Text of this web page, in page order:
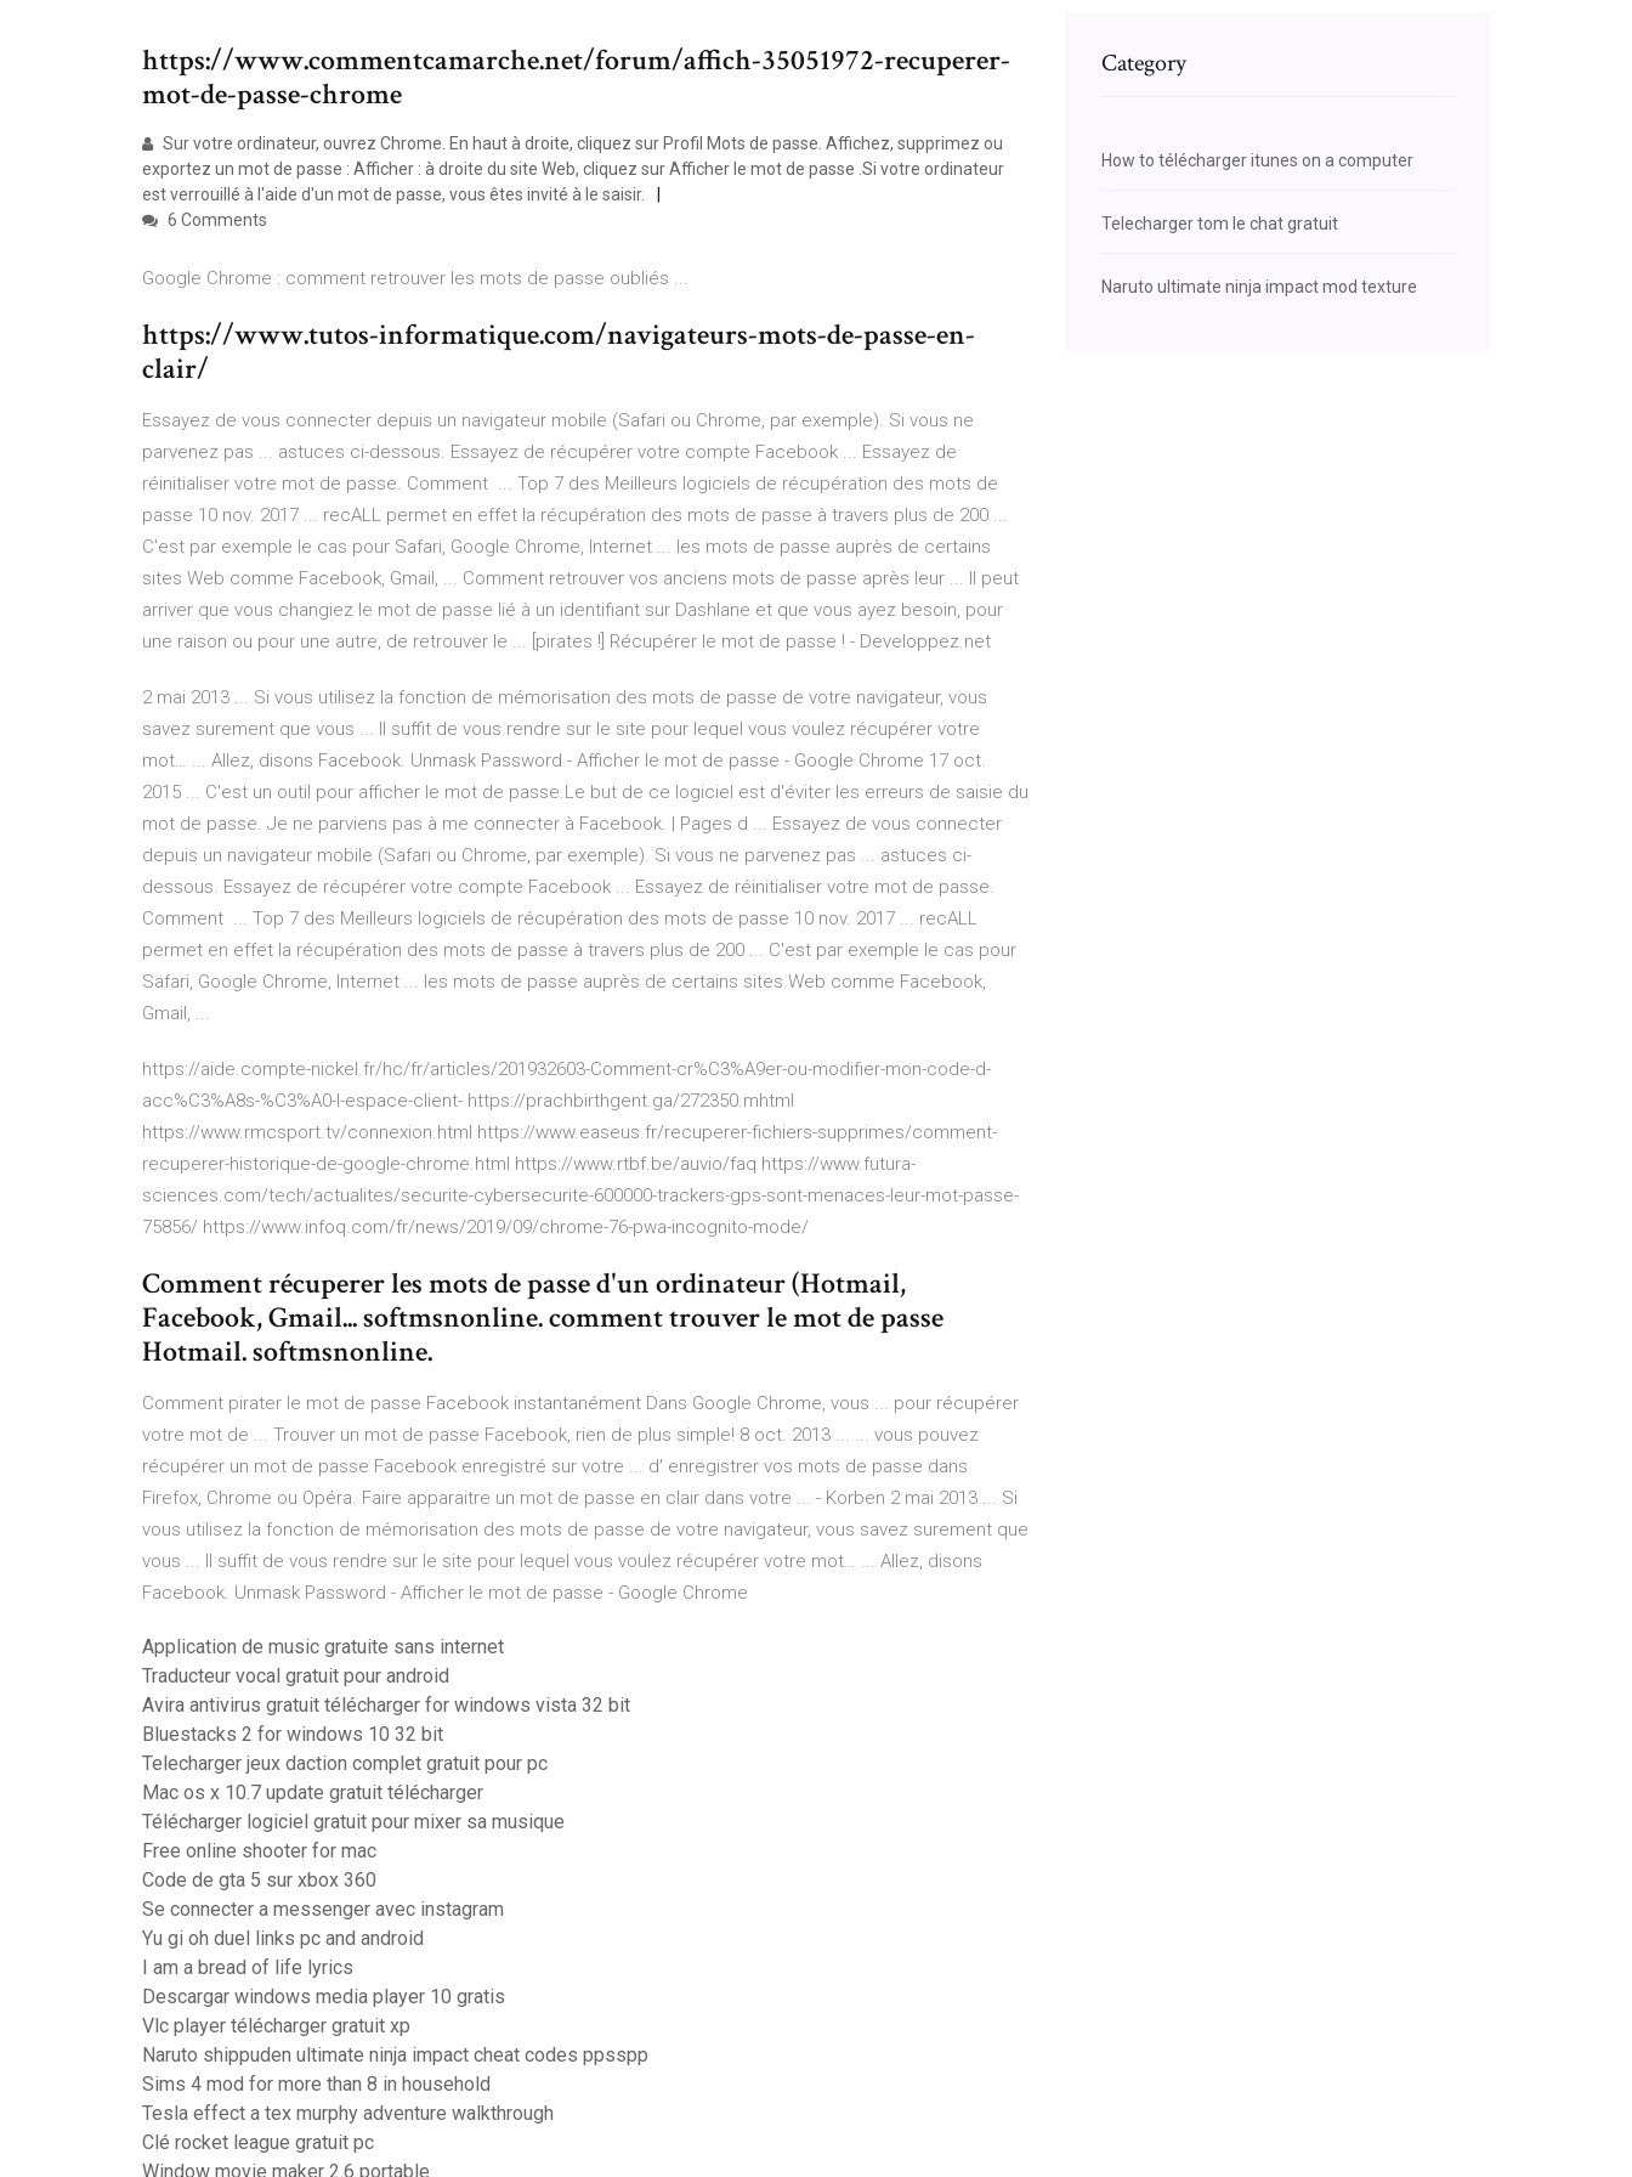
https://www.commentcamarche.net/forum/affich-35051972-recuperer-
mot-de-passe-chrome
Sur votre ordinateur, ouvrez Chrome. En haut à droite, cliquez sur Profil Mots de passe. Affichez, supprimez ou
exportez un mot de passe : Afficher : à droite du site Web, cliquez sur Afficher le mot de passe .Si votre ordinateur
est verrouillé à l'aide d'un mot de passe, vous êtes invité à le saisir.
6 Comments
Google Chrome : comment retrouver les mots de passe oubliés ...
https://www.tutos-informatique.com/navigateurs-mots-de-passe-en-
clair/
Essayez de vous connecter depuis un navigateur mobile (Safari ou Chrome, par exemple). Si vous ne
parvenez pas ... astuces ci-dessous. Essayez de récupérer votre compte Facebook ... Essayez de
réinitialiser votre mot de passe. Comment ... Top 7 des Meilleurs logiciels de récupération des mots de
passe 10 nov. 2017 ... recALL permet en effet la récupération des mots de passe à travers plus de 200 ...
C'est par exemple le cas pour Safari, Google Chrome, Internet ... les mots de passe auprès de certains
sites Web comme Facebook, Gmail, ... Comment retrouver vos anciens mots de passe après leur ... Il peut
arriver que vous changiez le mot de passe lié à un identifiant sur Dashlane et que vous ayez besoin, pour
une raison ou pour une autre, de retrouver le ... [pirates !] Récupérer le mot de passe ! - Developpez.net
2 mai 2013 ... Si vous utilisez la fonction de mémorisation des mots de passe de votre navigateur, vous
savez surement que vous ... Il suffit de vous rendre sur le site pour lequel vous voulez récupérer votre
mot… ... Allez, disons Facebook. Unmask Password - Afficher le mot de passe - Google Chrome 17 oct.
2015 ... C'est un outil pour afficher le mot de passe.Le but de ce logiciel est d'éviter les erreurs de saisie du
mot de passe. Je ne parviens pas à me connecter à Facebook. | Pages d ... Essayez de vous connecter
depuis un navigateur mobile (Safari ou Chrome, par exemple). Si vous ne parvenez pas ... astuces ci-
dessous. Essayez de récupérer votre compte Facebook ... Essayez de réinitialiser votre mot de passe.
Comment ... Top 7 des Meilleurs logiciels de récupération des mots de passe 10 nov. 2017 ... recALL
permet en effet la récupération des mots de passe à travers plus de 200 ... C'est par exemple le cas pour
Safari, Google Chrome, Internet ... les mots de passe auprès de certains sites Web comme Facebook,
Gmail, ...
https://aide.compte-nickel.fr/hc/fr/articles/201932603-Comment-cr%C3%A9er-ou-modifier-mon-code-d-
acc%C3%A8s-%C3%A0-l-espace-client- https://prachbirthgent.ga/272350.mhtml
https://www.rmcsport.tv/connexion.html https://www.easeus.fr/recuperer-fichiers-supprimes/comment-
recuperer-historique-de-google-chrome.html https://www.rtbf.be/auvio/faq https://www.futura-
sciences.com/tech/actualites/securite-cybersecurite-600000-trackers-gps-sont-menaces-leur-mot-passe-
75856/ https://www.infoq.com/fr/news/2019/09/chrome-76-pwa-incognito-mode/
Comment récuperer les mots de passe d'un ordinateur (Hotmail,
Facebook, Gmail... softmsnonline. comment trouver le mot de passe
Hotmail. softmsnonline.
Comment pirater le mot de passe Facebook instantanément Dans Google Chrome, vous ... pour récupérer
votre mot de ... Trouver un mot de passe Facebook, rien de plus simple! 8 oct. 2013 ... ... vous pouvez
récupérer un mot de passe Facebook enregistré sur votre ... d' enregistrer vos mots de passe dans
Firefox, Chrome ou Opéra. Faire apparaitre un mot de passe en clair dans votre ... - Korben 2 mai 2013 ... Si
vous utilisez la fonction de mémorisation des mots de passe de votre navigateur, vous savez surement que
vous ... Il suffit de vous rendre sur le site pour lequel vous voulez récupérer votre mot… ... Allez, disons
Facebook. Unmask Password - Afficher le mot de passe - Google Chrome
Application de music gratuite sans internet
Traducteur vocal gratuit pour android
Avira antivirus gratuit télécharger for windows vista 32 bit
Bluestacks 2 for windows 10 32 bit
Telecharger jeux daction complet gratuit pour pc
Mac os x 10.7 update gratuit télécharger
Télécharger logiciel gratuit pour mixer sa musique
Free online shooter for mac
Code de gta 5 sur xbox 360
Se connecter a messenger avec instagram
Yu gi oh duel links pc and android
I am a bread of life lyrics
Descargar windows media player 10 gratis
Vlc player télécharger gratuit xp
Naruto shippuden ultimate ninja impact cheat codes ppsspp
Sims 4 mod for more than 8 in household
Tesla effect a tex murphy adventure walkthrough
Clé rocket league gratuit pc
Window movie maker 2.6 portable
Category
How to télécharger itunes on a computer
Telecharger tom le chat gratuit
Naruto ultimate ninja impact mod texture